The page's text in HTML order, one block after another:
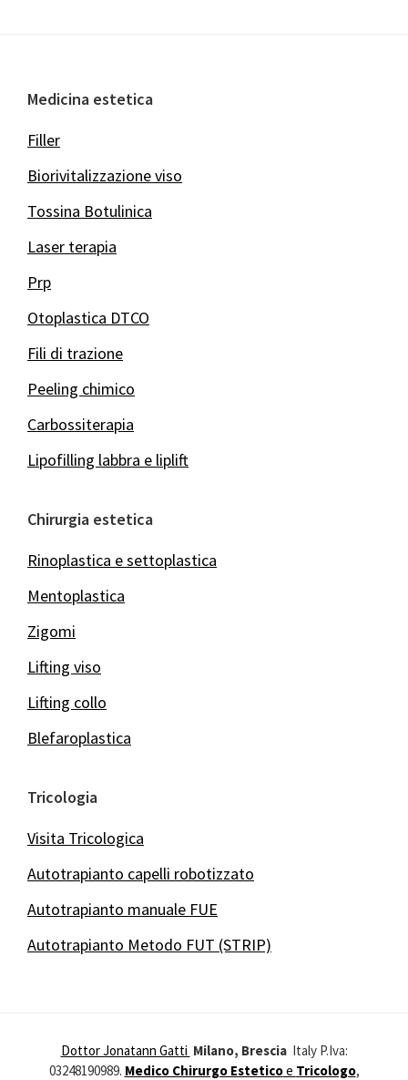
Footer
Medicina estetica
Filler
Biorivitalizzazione viso
Tossina Botulinica
Laser terapia
Prp
Otoplastica DTCO
Fili di trazione
Peeling chimico
Carbossiterapia
Lipofilling labbra e liplift
Chirurgia estetica
Rinoplastica e settoplastica
Mentoplastica
Zigomi
Lifting viso
Lifting collo
Blefaroplastica
Tricologia
Visita Tricologica
Autotrapianto capelli robotizzato
Autotrapianto manuale FUE
Autotrapianto Metodo FUT (STRIP)
Dottor Jonatann Gatti Milano, Brescia Italy P.Iva:
03248190989. Medico Chirurgo Esteticoe Tricologo,